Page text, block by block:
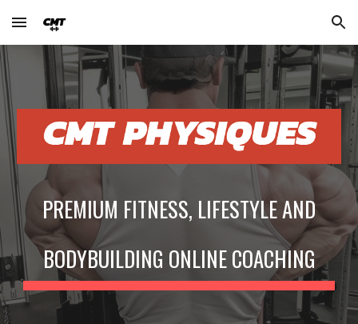
Skip to main content Skip to navigation
PREMIUM FITNESS, LIFESTYLE AND
BODYBUILDING ONLINE COACHING